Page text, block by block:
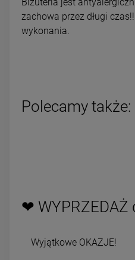
Biżuteria jest
zachowa przez długi
wykonania.
Polecamy także:
❤ WYPRZEDAŻ
Wyjątkowe OKAZJE!